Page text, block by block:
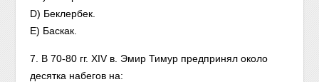
D) Беклербек.
E) Баскак.
7. В 70-80 гг. XIV в. Эмир Тимур предпринял около
десятка набегов на: